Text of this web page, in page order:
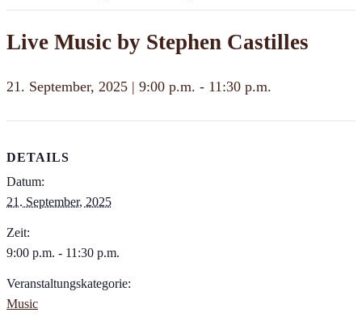
Live Music by Stephen Castilles
21. September, 2025 | 9:00 p.m. - 11:30 p.m.
DETAILS
Datum:
21. September, 2025
Zeit:
9:00 p.m. - 11:30 p.m.
Veranstaltungskategorie:
Music